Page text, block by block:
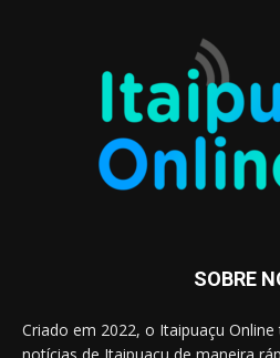
SOBRE
Criado em 2022, o Itaipuaçu